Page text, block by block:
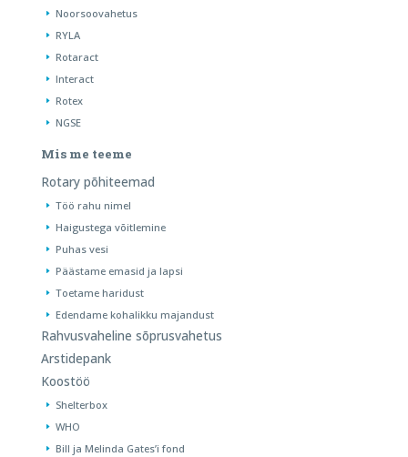
Noorsoovahetus
RYLA
Rotaract
Interact
Rotex
NGSE
Mis me teeme
Rotary põhiteemad
Töö rahu nimel
Haigustega võitlemine
Puhas vesi
Päästame emasid ja lapsi
Toetame haridust
Edendame kohalikku majandust
Rahvusvaheline sõprusvahetus
Arstidepank
Koostöö
Shelterbox
WHO
Bill ja Melinda Gates’i fond